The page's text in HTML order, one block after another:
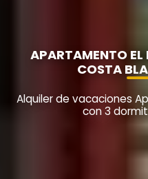
APARTAMENTO EL
COSTA
Alquiler de vacaciones
con 3